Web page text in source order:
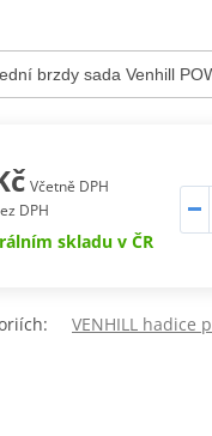
Včetně DPH
DPH
skladu v ČR
VENHILL hadice